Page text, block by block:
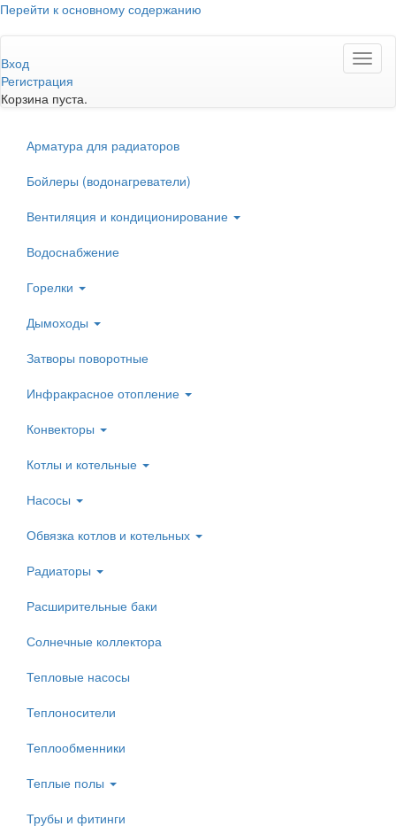
Перейти к основному содержанию
Вход
Регистрация
Корзина пуста.
Арматура для радиаторов
Бойлеры (водонагреватели)
Вентиляция и кондиционирование
Водоснабжение
Горелки
Дымоходы
Затворы поворотные
Инфракрасное отопление
Конвекторы
Котлы и котельные
Насосы
Обвязка котлов и котельных
Радиаторы
Расширительные баки
Солнечные коллектора
Тепловые насосы
Теплоносители
Теплообменники
Теплые полы
Трубы и фитинги